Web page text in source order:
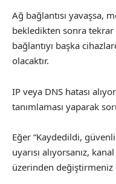
Ağ bağlantısı yavaşsa,
bekledikten sonra tekrar
bağlantıyı başka
olacaktır.
IP veya DNS hatası
tanımlaması yaparak
Eğer “Kaydedildi,
uyarısı alıyorsanız,
üzerinden değiştirmeniz